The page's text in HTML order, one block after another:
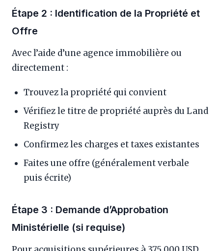
Étape 2 : Identification de la Propriété et
Offre
Avec l’aide d’une agence immobilière ou
directement :
Trouvez la propriété qui convient
Vérifiez le titre de propriété auprès du Land
Registry
Confirmez les charges et taxes existantes
Faites une offre (généralement verbale
puis écrite)
Étape 3 : Demande d’Approbation
Ministérielle (si requise)